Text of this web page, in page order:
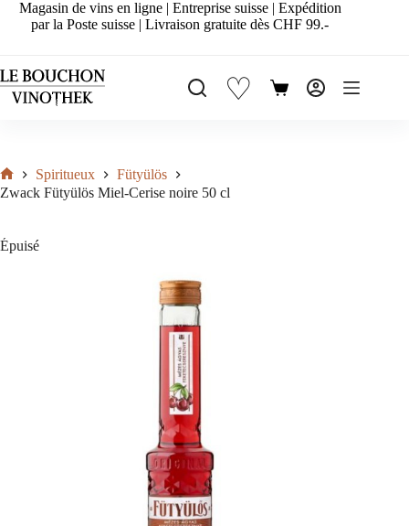
PasserMagasin de vins en ligne | Entreprise suisse | Expédition
par la Poste suisse | Livraison gratuite dès CHF 99.-
♡
Panier
Accueil
Spiritueux
Fütyülös
Zwack Fütyülös Miel-Cerise noire 50 cl